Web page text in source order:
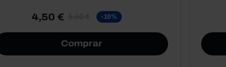
4,50 € 5,00 € -10%
Comprar